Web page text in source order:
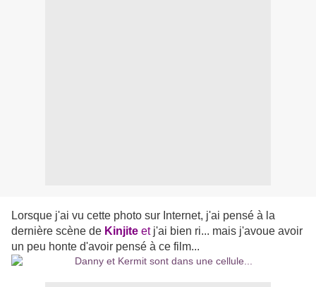
Lorsque j'ai vu cette photo sur Internet, j'ai pensé à la
dernière scène de Kinjite etj'ai bien ri... mais j'avoue avoir
un peu honte d'avoir pensé à ce film...